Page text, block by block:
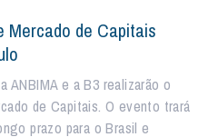
Mercado de Capitais
ANBIMA e a B3 realizarão o
de Capitais. O evento trará
prazo para o Brasil e